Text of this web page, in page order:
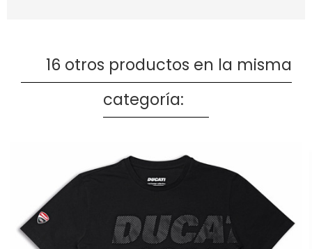
16 otros productos en la misma
categoría: